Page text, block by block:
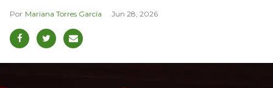
Mariana Torres García Jun 28, 2026